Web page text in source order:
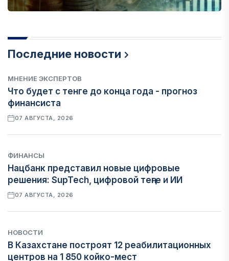
Последние новости
МНЕНИЕ ЭКСПЕРТОВ
Что будет с тенге до конца года - прогноз
финансиста
07 АВГУСТА, 2026
ФИНАНСЫ
Нацбанк представил новые цифровые
решения: SupTech, цифровой теңге и ИИ
07 АВГУСТА, 2026
НОВОСТИ
В Казахстане построят 12 реабилитационных
центров на 1 850 койко-мест